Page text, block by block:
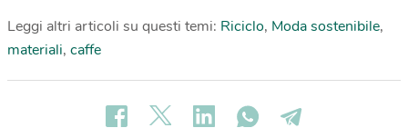
Leggi altri articoli su questi temi: Riciclo, Moda sostenibile,
materiali, caffe